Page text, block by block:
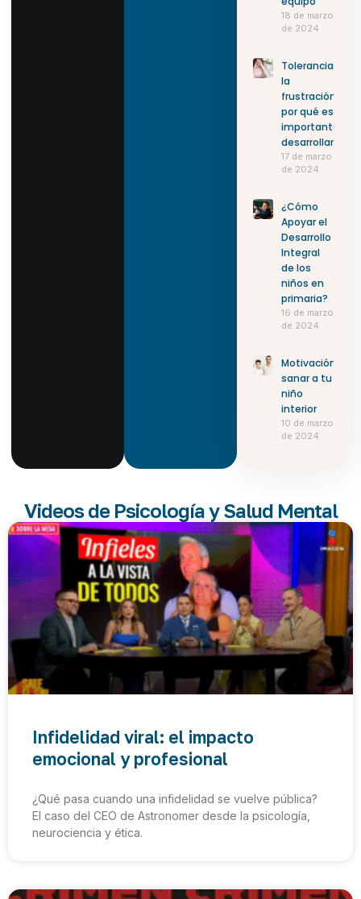
18 de marzo
de 2024
Tolerancia a
la
frustración:
por qué es
importante
desarrollarla
17 de marzo
de 2024
¿Cómo
Apoyar el
Desarrollo
Integral
de los
niños en
primaria?
16 de marzo
de 2024
Motivación:
sanar a tu
niño
interior
10 de marzo
de 2024
Videos de Psicología y Salud Mental
Infidelidad viral: el impacto
emocional y profesional
¿Qué pasa cuando una infidelidad se vuelve pública?
El caso del CEO de Astronomer desde la psicología,
neurociencia y ética.